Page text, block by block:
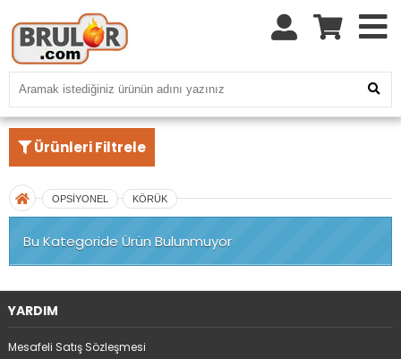
Ürünleri Filtrele
OPSİYONEL KÖRÜK
Bu Kategoride Ürün Bulunmuyor
YARDIM
Mesafeli Satış Sözleşmesi